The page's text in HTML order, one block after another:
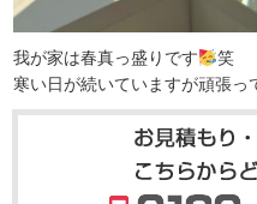
我が家は春真っ盛りです
笑
寒い日が続いていますが頑張っ